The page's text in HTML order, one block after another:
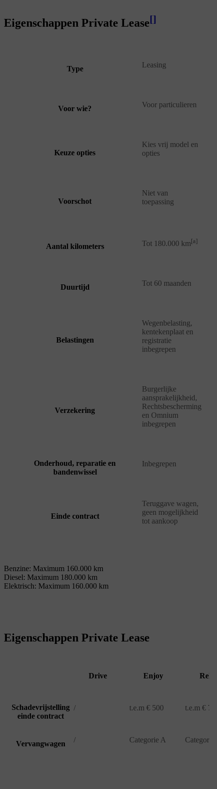
Eigenschappen Private Lease[]
Type Leasing
Voor wie? Voor particulieren
Keuze opties
Kies vrij model en
opties
Voorschot
Niet van
toepassing
Aantal kilometers Tot 180.000 km[a]
Duurtijd Tot 60 maanden
Belastingen
Wegenbelasting,
kentekenplaat en
registratie
inbegrepen
Verzekering
Burgerlijke
aansprakelijkheid,
Rechtsbescherming
en Omnium
inbegrepen
Onderhoud, reparatie en
bandenwissel
Inbegrepen
Einde contract
Teruggave wagen,
geen mogelijkheid
tot aankoop
Benzine: Maximum 160.000 km
Diesel: Maximum 180.000 km
Elektrisch: Maximum 160.000 km
Eigenschappen Private Lease
Drive Enjoy
Schadevrijstelling
einde contract
/ t.e.m € 500 t.e.m €
Vervangwagen / Categorie A Categorie